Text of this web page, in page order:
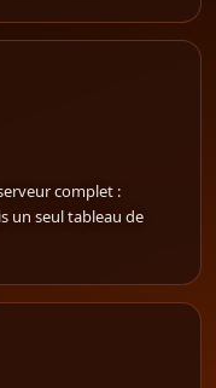
complet :
un seul tableau de